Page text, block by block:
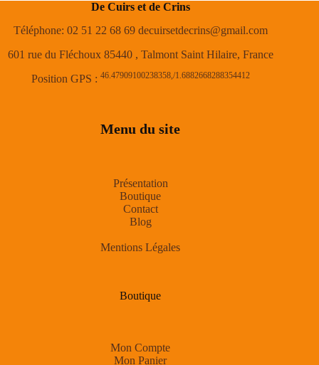
De Cuirs et de Crins
Téléphone: 02 51 22 68 69 decuirsetdecrins@gmail.com
601 rue du Fléchoux 85440 , Talmont Saint Hilaire, France
Position GPS : 46.47909100238358,/1.6882668288354412
Menu du site
Présentation
Boutique
Contact
Blog
Mentions Légales
Boutique
Mon Compte
Mon Panier